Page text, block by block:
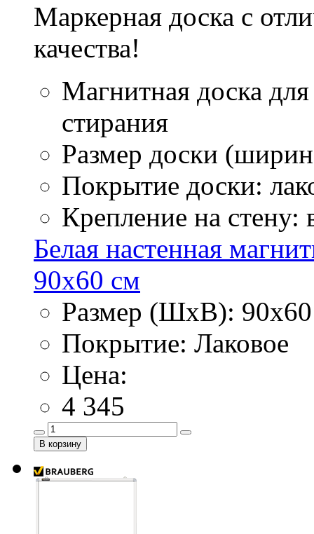
Маркерная доска с
качества!
Магнитная доска
стирания
Размер доски
Покрытие доски:
Крепление на стену:
Белая настенная
90х60 см
Размер (ШхВ):
Покрытие: Лаковое
Цена:
4 345